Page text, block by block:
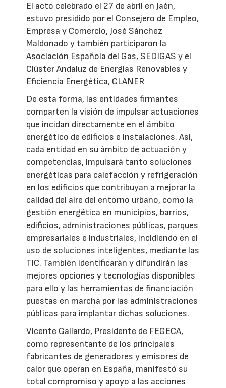
El acto celebrado el 27 de abril en Jaén,
estuvo presidido por el Consejero de Empleo,
Empresa y Comercio, José Sánchez
Maldonado y también participaron la
Asociación Española del Gas, SEDIGAS y el
Clúster Andaluz de Energías Renovables y
Eficiencia Energética, CLANER
De esta forma, las entidades firmantes
comparten la visión de impulsar actuaciones
que incidan directamente en el ámbito
energético de edificios e instalaciones. Así,
cada entidad en su ámbito de actuación y
competencias, impulsará tanto soluciones
energéticas para calefacción y refrigeración
en los edificios que contribuyan a mejorar la
calidad del aire del entorno urbano, como la
gestión energética en municipios, barrios,
edificios, administraciones públicas, parques
empresariales e industriales, incidiendo en el
uso de soluciones inteligentes, mediante las
TIC. También identificarán y difundirán las
mejores opciones y tecnologías disponibles
para ello y las herramientas de financiación
puestas en marcha por las administraciones
públicas para implantar dichas soluciones.
Vicente Gallardo, Presidente de FEGECA,
como representante de los principales
fabricantes de generadores y emisores de
calor que operan en España, manifestó su
total compromiso y apoyo a las acciones